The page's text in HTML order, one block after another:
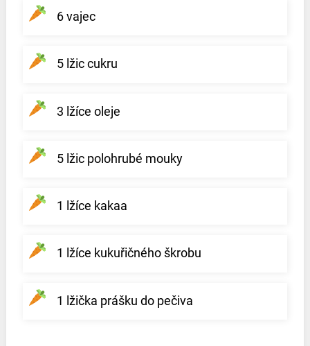
6 vajec
5 lžic cukru
3 lžíce oleje
5 lžic polohrubé mouky
1 lžíce kakaa
1 lžíce kukuřičného škrobu
1 lžička prášku do pečiva